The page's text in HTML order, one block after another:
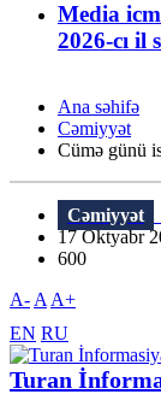
Media
2026-cı il
Ana səhifə
Cəmiyyət
Cümə günü
Cəmiyyət
17 Oktyabr
600
A- A A+
EN RU
Turan